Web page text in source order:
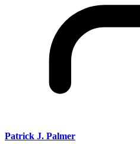
Patrick J. Palmer